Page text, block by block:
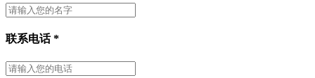
联系电话*